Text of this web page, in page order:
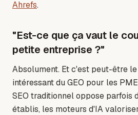
Ahrefs.
"Est-ce que ça vaut le
petite entreprise ?"
Absolument. Et c'est peut-être
intéressant du GEO pour les
SEO traditionnel oppose parfois
établis, les moteurs d'IA